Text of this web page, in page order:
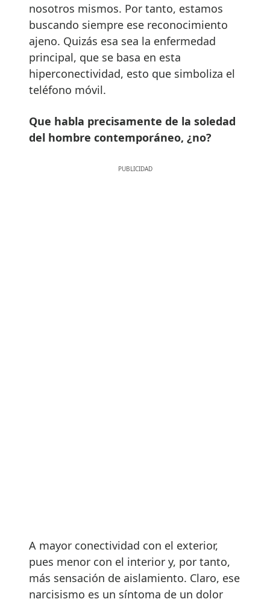
nosotros mismos. Por tanto, estamos
buscando siempre ese reconocimiento
ajeno. Quizás esa sea la enfermedad
principal, que se basa en esta
hiperconectividad, esto que simboliza el
teléfono móvil.
Que habla precisamente de la soledad
del hombre contemporáneo, ¿no?
A mayor conectividad con el exterior,
pues menor con el interior y, por tanto,
más sensación de aislamiento. Claro, ese
narcisismo es un síntoma de un dolor